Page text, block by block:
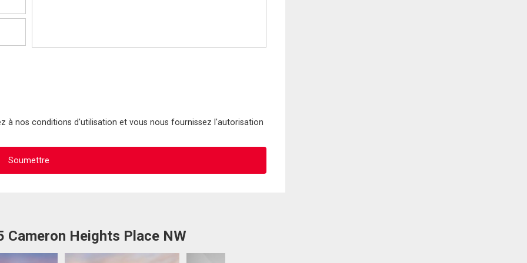
à nos conditions d'utilisation et vous nous fournissez l'autorisation
Heights Place NW